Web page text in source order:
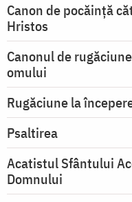
Canon de pocăință
Hristos
Canonul de
omului
Rugăciune la
Psaltirea
Acatistul Sfântului
Domnului